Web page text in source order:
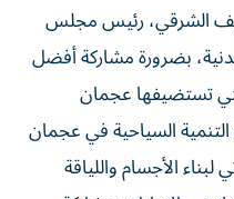
الشرقي، رئيس مجلس
بضرورة مشاركة أفضل
تستضيفها عجمان
السياحية في عجمان
الأجسام واللياقة